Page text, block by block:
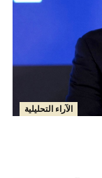
الآراء التحليلية